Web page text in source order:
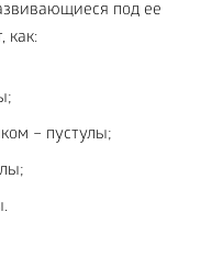
под ее
как:
– пустулы;